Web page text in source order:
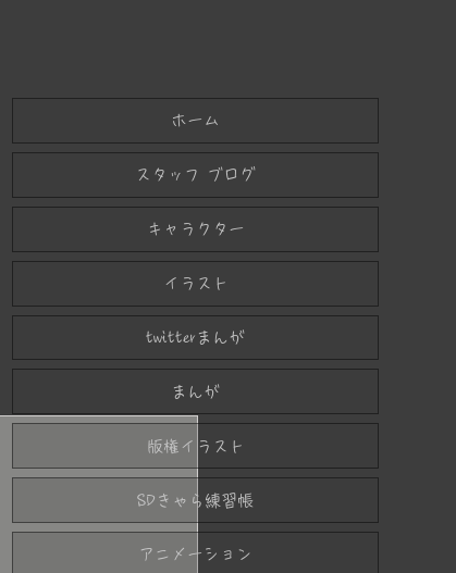
ホーム
スタッフ ブログ
キャラクター
イラスト
twitterまんが
まんが
版権イラスト
SDきゃら練習帳
アニメーション